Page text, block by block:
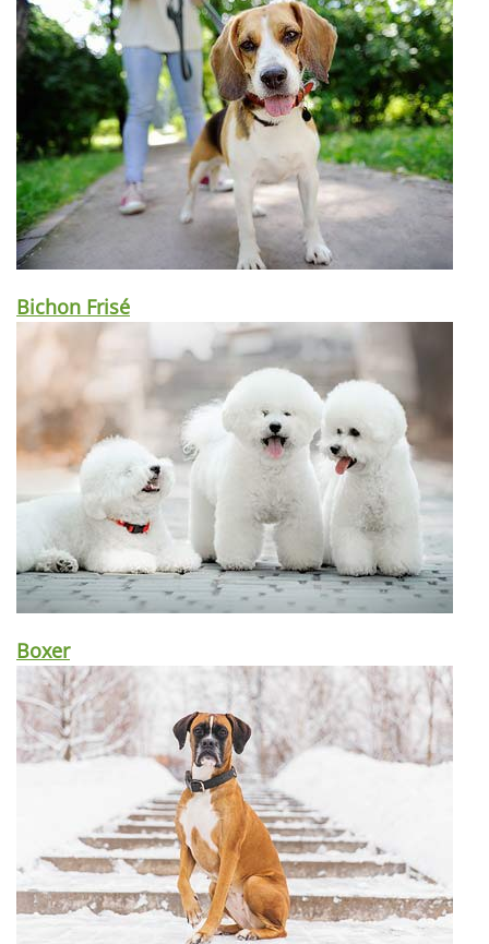
Bichon Frisé
Boxer